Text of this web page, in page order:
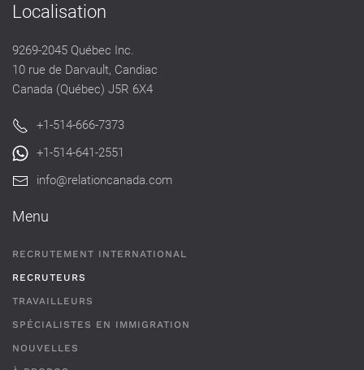
Localisation
9269-2045 Québec Inc.
10 rue de Darvault, Candiac
Canada (Québec) J5R 6X4
+1-514-666-7373
+1-514-641-2551
info@relationcanada.com
Menu
RECRUTEMENT INTERNATIONAL
RECRUTEURS
TRAVAILLEURS
SPÉCIALISTES EN IMMIGRATION
NOUVELLES